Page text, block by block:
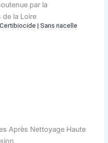
| Sans nacelle